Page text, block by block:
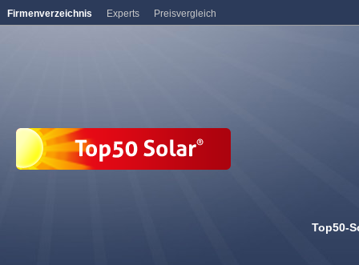
Top50-
Firmenverzeichnis Experts Preisvergleich